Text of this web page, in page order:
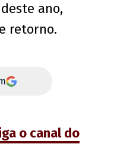
ano,
retorno.
o canal do